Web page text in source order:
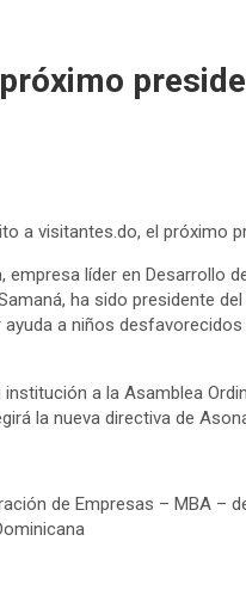
a visitantes.do, el próximo
empresa líder en
ha sido presidente
a niños
a la Asamblea
la nueva directiva de
de Empresas – MBA –